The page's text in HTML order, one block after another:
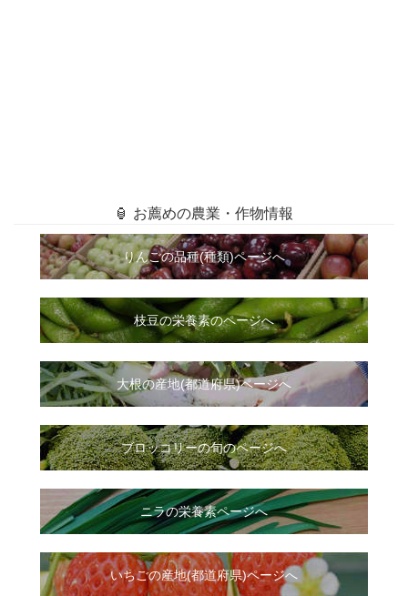
🏮 お薦めの農業・作物情報
りんごの品種(種類)ページへ
枝豆の栄養素のページへ
大根の産地(都道府県)ページへ
ブロッコリーの旬のページへ
ニラの栄養素ページへ
いちごの産地(都道府県)ページへ